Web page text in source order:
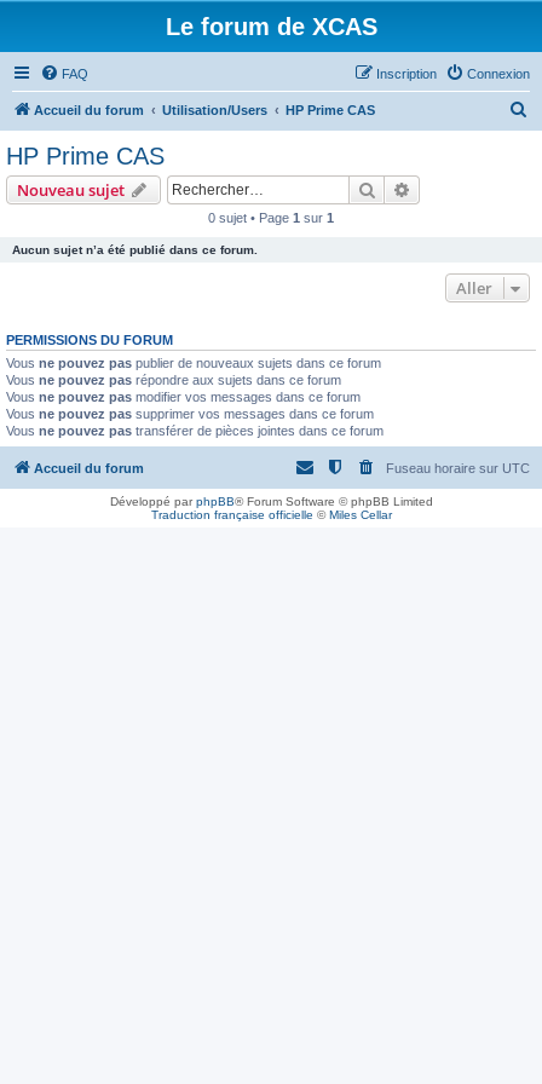
Le forum de XCAS
FAQ Connexion
Inscription
Accueil du forum Utilisation/Users HP Prime CAS
HP Prime CAS
Nouveau sujet Rechercher
0 sujet • Page 1 sur 1
Aucun sujet n’a été publié dans ce forum.
Aller
PERMISSIONS DU FORUM
Vous ne pouvez pas publier de nouveaux sujets dans ce forum
Vous ne pouvez pas répondre aux sujets dans ce forum
Vous ne pouvez pas modifier vos messages dans ce forum
Vous ne pouvez pas supprimer vos messages dans ce forum
Vous ne pouvez pas transférer de pièces jointes dans ce forum
Accueil du forum Fuseau horaire sur UTC
Développé parphpBB® Forum Software © phpBB Limited
Traduction française officielle ©Miles Cellar